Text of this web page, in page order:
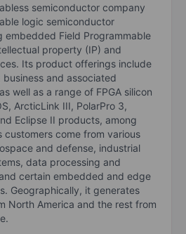
semiconductor company
logic semiconductor
embedded Field Programmable
property (IP) and
Its product offerings include
business and associated
well as a range of FPGA silicon
ArcticLink III, PolarPro 3,
Eclipse II products, among
customers come from various
and defense, industrial
data processing and
certain embedded and edge
Geographically, it generates
North America and the rest from